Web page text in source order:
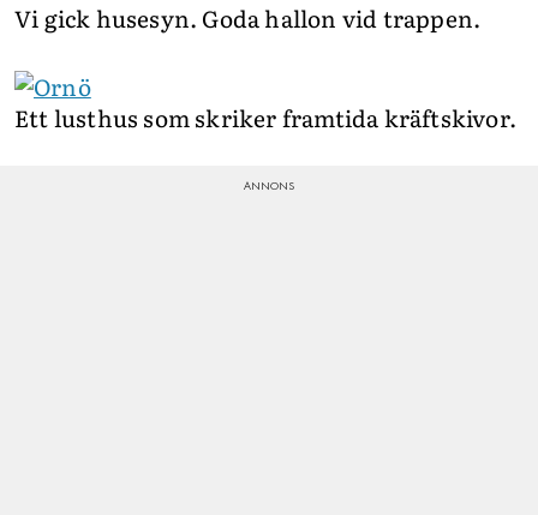
Vi gick husesyn. Goda hallon vid trappen.
Ett lusthus som skriker framtida kräftskivor.